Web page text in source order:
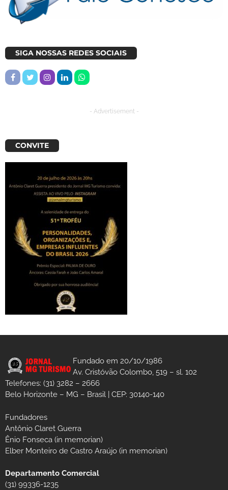
SIGA NOSSAS REDES SOCIAIS
- Advertisement -
CONVITE
Fundado em 20/10/1986
Av. Cristóvão Colombo, 519 – sl. 102
Telefones: (31) 3282 – 2666
Belo Horizonte – MG – Brasil | CEP: 30140-140
Fundadores
Antônio Claret Guerra
Ênio Fonseca (in memorian)
Elber Monteiro de Castro Araújo (in memorian)
Departamento Comercial
(31) 99336-1235